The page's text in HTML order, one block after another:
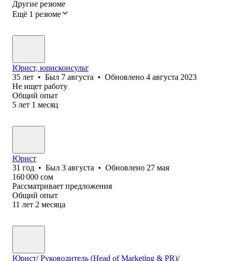
Другие резюме
Ещё 1 резюме
Юрист, юрисконсульт
35 лет • Был 7 августа • Обновлено 4 августа 2023
Не ищет работу
Общий опыт
5 лет 1 месяц
Юрист
31 год • Был 3 августа • Обновлено 27 мая
160 000 сом
Рассматривает предложения
Общий опыт
11 лет 2 месяца
Юрист/ Руководитель (Head of Marketing & PR)/